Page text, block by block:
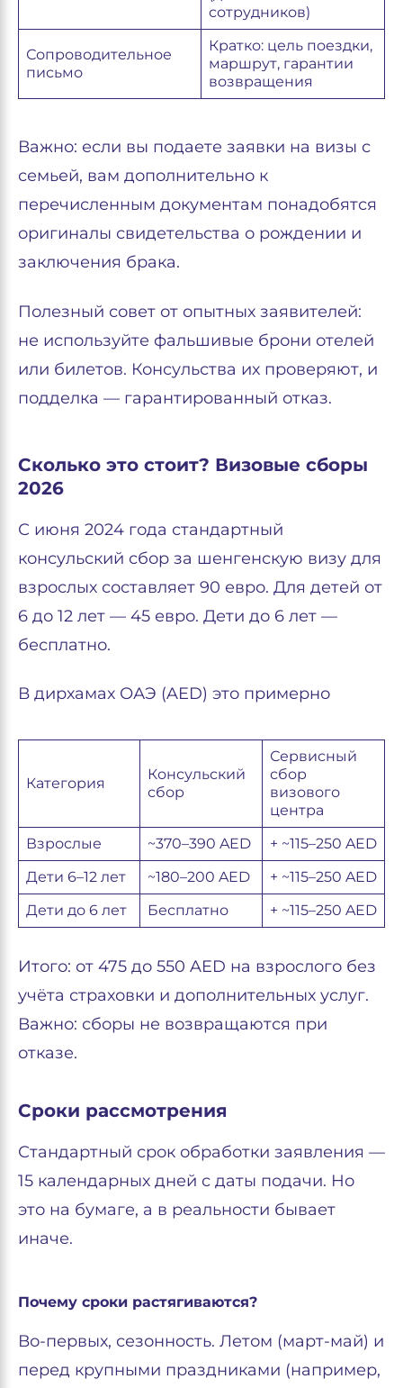
сотрудников)
Сопроводительное
письмо
Кратко: цель поездки,
маршрут, гарантии
возвращения
Важно: если вы подаете заявки на визы с
семьей, вам дополнительно к
перечисленным документам понадобятся
оригиналы свидетельства о рождении и
заключения брака.
Полезный совет от опытных заявителей:
не используйте фальшивые брони отелей
или билетов. Консульства их проверяют, и
подделка — гарантированный отказ.
Сколько это стоит? Визовые сборы
2026
С июня 2024 года стандартный
консульский сбор за шенгенскую визу для
взрослых составляет 90 евро. Для детей от
6 до 12 лет — 45 евро. Дети до 6 лет —
бесплатно.
В дирхамах ОАЭ (AED) это примерно
Категория
Консульский
сбор
Сервисный
сбор
визового
центра
Взрослые
~370–390 AED
+ ~115–250 AED
Дети 6–12 лет
~180–200 AED
+ ~115–250 AED
Дети до 6 лет
Бесплатно + ~115–250 AED
Итого: от 475 до 550 AED на взрослого без
учёта страховки и дополнительных услуг.
Важно: сборы не возвращаются при
отказе.
Сроки рассмотрения
Стандартный срок обработки заявления —
15 календарных дней с даты подачи. Но
это на бумаге, а в реальности бывает
иначе.
Почему сроки растягиваются?
Во-первых, сезонность. Летом (март-май) и
перед крупными праздниками (например,